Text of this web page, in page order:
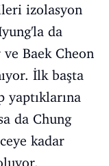
izolasyon
da
Baek Cheon
İlk başta
yaptıklarına
da Chung
kadar